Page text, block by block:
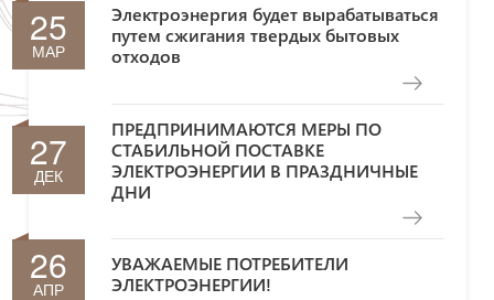
25
МАР
Электроэнергия будет вырабатываться
путем сжигания твердых бытовых
отходов
27
ДЕК
ПРЕДПРИНИМАЮТСЯ МЕРЫ ПО
СТАБИЛЬНОЙ ПОСТАВКЕ
ЭЛЕКТРОЭНЕРГИИ В ПРАЗДНИЧНЫЕ
ДНИ
26
АПР
УВАЖАЕМЫЕ ПОТРЕБИТЕЛИ
ЭЛЕКТРОЭНЕРГИИ!